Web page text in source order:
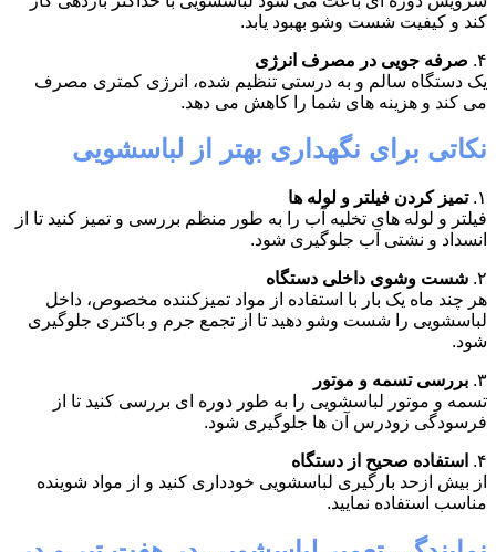
کند و کیفیت شست وشو بهبود یابد.
۴. صرفه جویی در مصرف انرژی
یک دستگاه سالم و به درستی تنظیم شده، انرژی کمتری مصرف
می کند و هزینه های شما را کاهش می دهد.
نکاتی برای نگهداری بهتر از لباسشویی
۱. تمیز کردن فیلتر و لوله ها
فیلتر و لوله های تخلیه آب را به طور منظم بررسی و تمیز کنید تا از
انسداد و نشتی آب جلوگیری شود.
۲. شست وشوی داخلی دستگاه
هر چند ماه یک بار با استفاده از مواد تمیزکننده مخصوص، داخل
لباسشویی را شست وشو دهید تا از تجمع جرم و باکتری جلوگیری
شود.
۳. بررسی تسمه و موتور
تسمه و موتور لباسشویی را به طور دوره ای بررسی کنید تا از
فرسودگی زودرس آن ها جلوگیری شود.
۴.
استفاده صحیح از دستگاه
از بیش ازحد بارگیری لباسشویی خودداری کنید و از مواد شوینده
مناسب استفاده نمایید.